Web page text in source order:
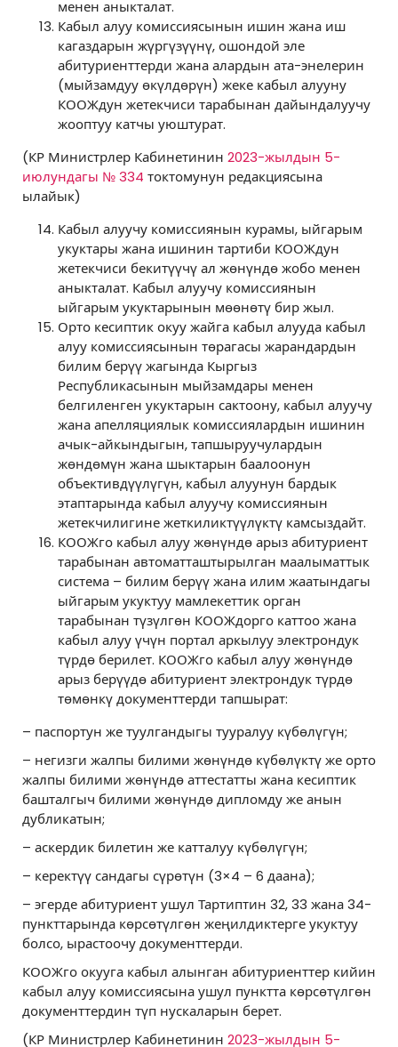
менен аныкталат.
Кабыл алуу комиссиясынын ишин жана иш
кагаздарын жүргүзүүнү, ошондой эле
абитуриенттерди жана алардын ата-энелерин
(мыйзамдуу өкүлдөрүн) жеке кабыл алууну
КООЖдун жетекчиси тарабынан дайындалуучу
жооптуу катчы уюштурат.
(КР Министрлер Кабинетинин 2023-жылдын 5-
июлундагы № 334 токтомунун редакциясына
ылайык)
Кабыл алуучу комиссиянын курамы, ыйгарым
укуктары жана ишинин тартиби КООЖдун
жетекчиси бекитүүчү ал жөнүндө жобо менен
аныкталат. Кабыл алуучу комиссиянын
ыйгарым укуктарынын мөөнөтү бир жыл.
Орто кесиптик окуу жайга кабыл алууда кабыл
алуу комиссиясынын төрагасы жарандардын
билим берүү жагында Кыргыз
Республикасынын мыйзамдары менен
белгиленген укуктарын сактоону, кабыл алуучу
жана апелляциялык комиссиялардын ишинин
ачык-айкындыгын, тапшыруучулардын
жөндөмүн жана шыктарын баалоонун
объективдүүлүгүн, кабыл алуунун бардык
этаптарында кабыл алуучу комиссиянын
жетекчилигине жеткиликтүүлүктү камсыздайт.
КООЖго кабыл алуу жөнүндө арыз абитуриент
тарабынан автоматташтырылган маалыматтык
система – билим берүү жана илим жаатындагы
ыйгарым укуктуу мамлекеттик орган
тарабынан түзүлгөн КООЖдорго каттоо жана
кабыл алуу үчүн портал аркылуу электрондук
түрдө берилет. КООЖго кабыл алуу жөнүндө
арыз берүүдө абитуриент электрондук түрдө
төмөнкү документтерди тапшырат:
– паспортун же туулгандыгы тууралуу күбөлүгүн;
– негизги жалпы билими жөнүндө күбөлүктү же орто
жалпы билими жөнүндө аттестатты жана кесиптик
башталгыч билими жөнүндө дипломду же анын
дубликатын;
– аскердик билетин же катталуу күбөлүгүн;
– керектүү сандагы сүрөтүн (3×4 – 6 даана);
– эгерде абитуриент ушул Тартиптин 32, 33 жана 34-
пункттарында көрсөтүлгөн жеңилдиктерге укуктуу
болсо, ырастоочу документтерди.
КООЖго окууга кабыл алынган абитуриенттер кийин
кабыл алуу комиссиясына ушул пунктта көрсөтүлгөн
документтердин түп нускаларын берет.
(КР Министрлер Кабинетинин 2023-жылдын 5-